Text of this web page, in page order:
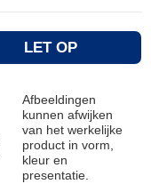
LET OP
Afbeeldingen
kunnen afwijken
van het werkelijke
product in vorm,
kleur en
presentatie.